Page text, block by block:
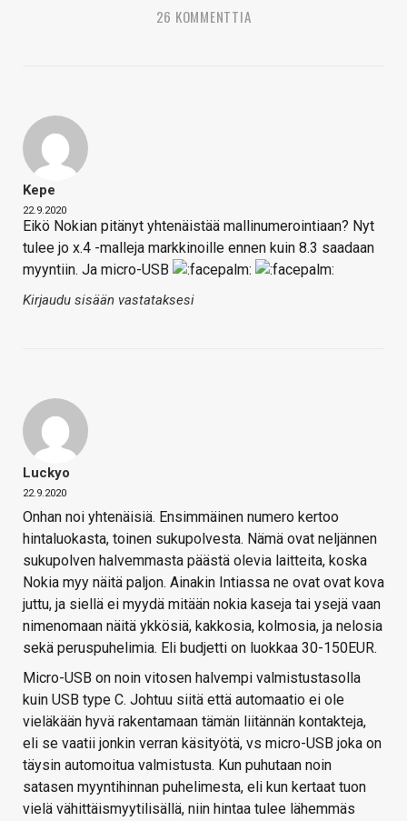
26 KOMMENTTIA
Kepe
22.9.2020
Eikö Nokian pitänyt yhtenäistää mallinumerointiaan? Nyt
tulee jo x.4 -malleja markkinoille ennen kuin 8.3 saadaan
myyntiin. Ja micro-USB
Kirjaudu sisään vastataksesi
Luckyo
22.9.2020
Onhan noi yhtenäisiä. Ensimmäinen numero kertoo
hintaluokasta, toinen sukupolvesta. Nämä ovat neljännen
sukupolven halvemmasta päästä olevia laitteita, koska
Nokia myy näitä paljon. Ainakin Intiassa ne ovat ovat kova
juttu, ja siellä ei myydä mitään nokia kaseja tai ysejä vaan
nimenomaan näitä ykkösiä, kakkosia, kolmosia, ja nelosia
sekä peruspuhelimia. Eli budjetti on luokkaa 30-150EUR.
Micro-USB on noin vitosen halvempi valmistustasolla
kuin USB type C. Johtuu siitä että automaatio ei ole
vieläkään hyvä rakentamaan tämän liitännän kontakteja,
eli se vaatii jonkin verran käsityötä, vs micro-USB joka on
täysin automoitua valmistusta. Kun puhutaan noin
satasen myyntihinnan puhelimesta, eli kun kertaat tuon
vielä vähittäismyytilisällä, niin hintaa tulee lähemmäs